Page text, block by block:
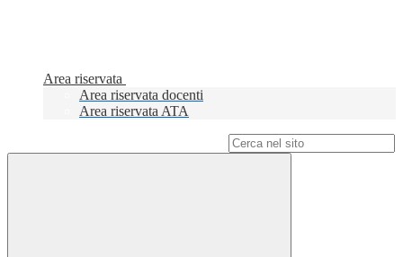
Area riservata
Area riservata docenti
Area riservata ATA